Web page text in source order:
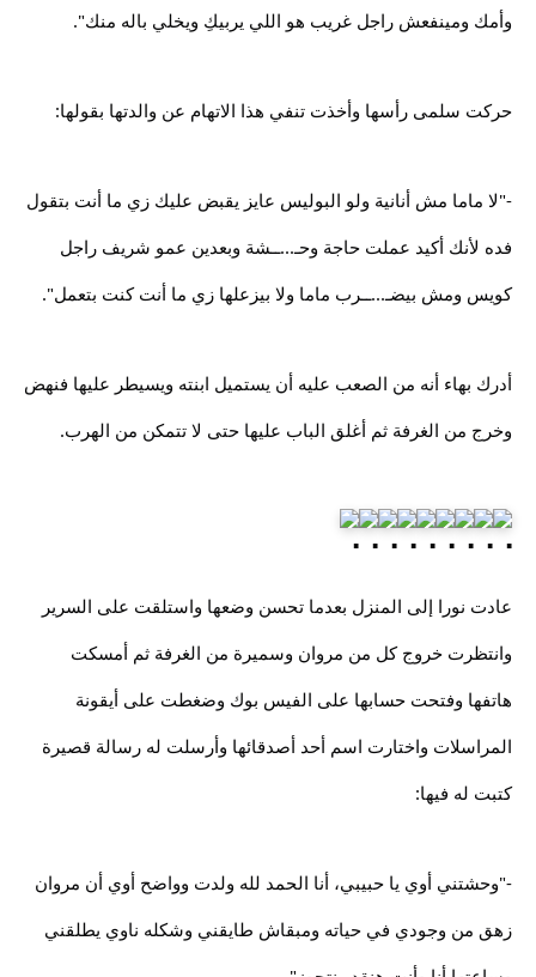
وأمك ومينفعش راجل غريب هو اللي يربيكِ ويخلي باله منك".
حركت سلمى رأسها وأخذت تنفي هذا الاتهام عن والدتها بقولها:
-"لا ماما مش أنانية ولو البوليس عايز يقبض عليك زي ما أنت بتقول
فده لأنك أكيد عملت حاجة وحـ...ــشة وبعدين عمو شريف راجل
كويس ومش بيضـ...ــرب ماما ولا بيزعلها زي ما أنت كنت بتعمل".
أدرك بهاء أنه من الصعب عليه أن يستميل ابنته ويسيطر عليها فنهض
وخرج من الغرفة ثم أغلق الباب عليها حتى لا تتمكن من الهرب.
عادت نورا إلى المنزل بعدما تحسن وضعها واستلقت على السرير
وانتظرت خروج كل من مروان وسميرة من الغرفة ثم أمسكت
هاتفها وفتحت حسابها على الفيس بوك وضغطت على أيقونة
المراسلات واختارت اسم أحد أصدقائها وأرسلت له رسالة قصيرة
كتبت له فيها:
-"وحشتني أوي يا حبيبي، أنا الحمد لله ولدت وواضح أوي أن مروان
زهق من وجودي في حياته ومبقاش طايقني وشكله ناوي يطلقني